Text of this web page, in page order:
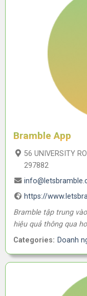
Bramble App
56 UNIVERSITY
297882
https://
Bramble tập trung
hiệu quả thông qua
Categories: Doanh